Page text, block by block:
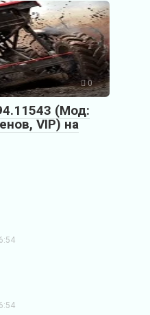
0
(Мод:
VIP) на